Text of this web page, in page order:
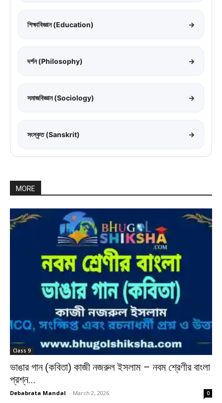
শিক্ষাবিজ্ঞান (Education) →
দর্শন (Philosophy) →
সমাজবিজ্ঞান (Sociology) →
সংস্কৃত (Sanskrit) →
MORE
Class 9
ভাঙার গান (কবিতা) কাজী নজরুল ইসলাম – নবম শ্রেণীর বাংলা
প্রশ্ন...
Debabrata Mandal - March 2, 2026 0